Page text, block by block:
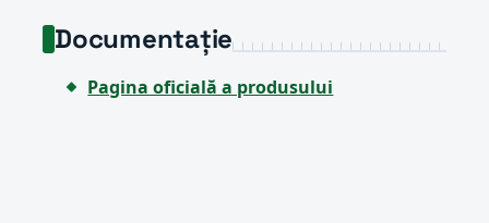
Documentație
Pagina oficială a produsului